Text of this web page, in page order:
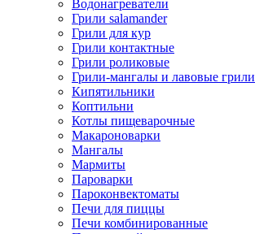
Водонагреватели
Грили salamander
Грили для кур
Грили контактные
Грили роликовые
Грили-мангалы и лавовые грили
Кипятильники
Коптильни
Котлы пищеварочные
Макароноварки
Мангалы
Мармиты
Пароварки
Пароконвектоматы
Печи для пиццы
Печи комбинированные